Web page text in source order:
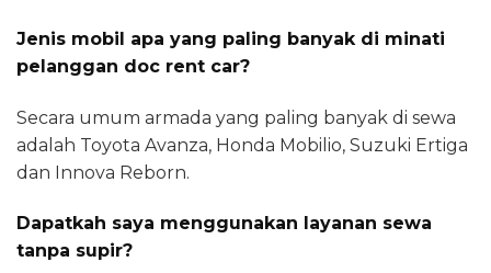
Jenis mobil apa yang paling banyak di minati
pelanggan doc rent car?
Secara umum armada yang paling banyak di sewa
adalah Toyota Avanza, Honda Mobilio, Suzuki Ertiga
dan Innova Reborn.
Dapatkah saya menggunakan layanan sewa
tanpa supir?